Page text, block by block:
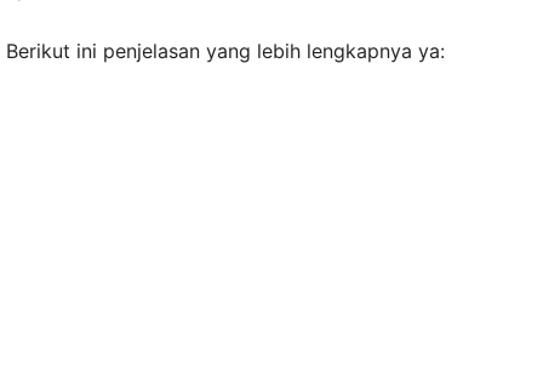
Berikut ini penjelasan yang lebih lengkapnya ya: